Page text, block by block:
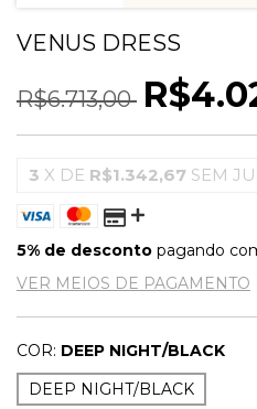
VENUS DRESS
R$6.713,00
3 X DE R$1.342,67 SEM
5% de desconto pagando
VER MEIOS DE PAGAMENTO
COR: DEEP NIGHT/BLACK
DEEP NIGHT/BLACK